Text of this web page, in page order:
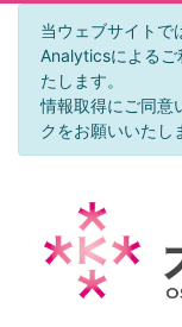
当ウェブサイトで
Analyticsによる
たします。
情報取得にご同意
クをお願いいたし